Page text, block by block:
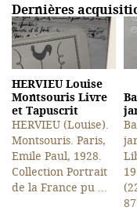
Dernières
HERVIEU Louise
Montsouris Livre
et Tapuscrit
HERVIEU (Louise).
Montsouris. Paris,
Emile Paul, 1928.
Collection Portrait
de la France pu ...
87